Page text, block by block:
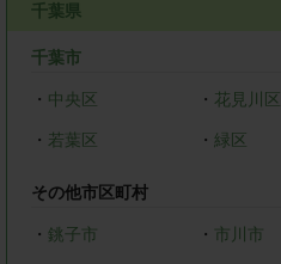
千葉県
千葉市
・ 中央区 ・ 花見川区
・ 若葉区 ・ 緑区
その他市区町村
・ 銚子市 ・ 市川市